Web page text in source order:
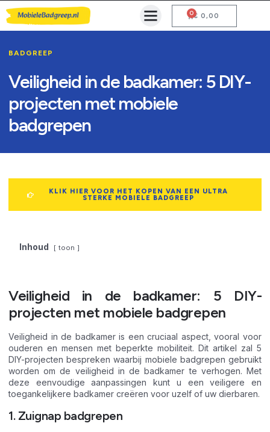
€ 0,00
0
BADGREEP
Veiligheid in de badkamer: 5 DIY-
projecten met mobiele
badgrepen
KLIK HIER VOOR HET KOPEN VAN EEN ULTRA
STERKE MOBIELE BADGREEP
Inhoud toon
Veiligheid in de badkamer: 5 DIY-
projecten met mobiele badgrepen
Veiligheid in de badkamer is een cruciaal aspect, vooral voor
ouderen en mensen met beperkte mobiliteit. Dit artikel zal 5
DIY-projecten bespreken waarbij mobiele badgrepen gebruikt
worden om de veiligheid in de badkamer te verhogen. Met
deze eenvoudige aanpassingen kunt u een veiligere en
toegankelijkere badkamer creëren voor uzelf of uw dierbaren.
1. Zuignap badgrepen